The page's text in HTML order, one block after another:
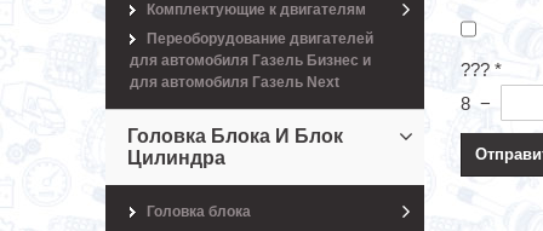
???*
8 −
Комплектующие к двигателям
Переоборудование двигателей
для автомобиля Газель Бизнес и
для автомобиля Газель Next
Головка Блока И Блок
Цилиндра
Головка блока